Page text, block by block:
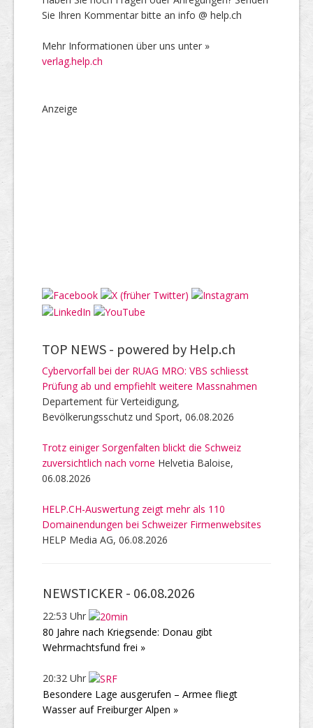
Sie Ihren Kommentar bitte an info @ help.ch
Mehr Informationen über uns unter »
verlag.help.ch
Anzeige
TOP NEWS - powered by Help.ch
Cybervorfall bei der RUAG MRO: VBS schliesst
Prüfung ab und empfiehlt weitere Massnahmen
Departement für Verteidigung,
Bevölkerungsschutz und Sport, 06.08.2026
Trotz einiger Sorgenfalten blickt die Schweiz
zuversichtlich nach vorne Helvetia Baloise,
06.08.2026
HELP.CH-Auswertung zeigt mehr als 110
Domainendungen bei Schweizer Firmenwebsites
HELP Media AG, 06.08.2026
NEWSTICKER - 06.08.2026
22:53 Uhr
80 Jahre nach Kriegsende: Donau gibt
Wehrmachtsfund frei »
20:32 Uhr
Besondere Lage ausgerufen – Armee fliegt
Wasser auf Freiburger Alpen »